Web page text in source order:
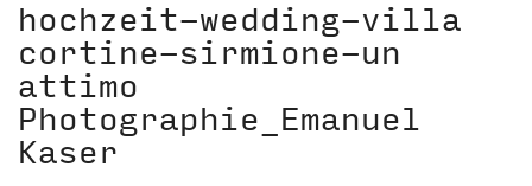
hochzeit-wedding-villa
cortine-sirmione-un
attimo
Photographie_Emanuel
Kaser